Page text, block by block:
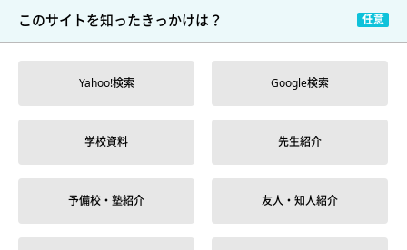
このサイトを知ったきっかけは？
Yahoo!検索 Google検索
学校資料 先生紹介
予備校・塾紹介 友人・知人紹介